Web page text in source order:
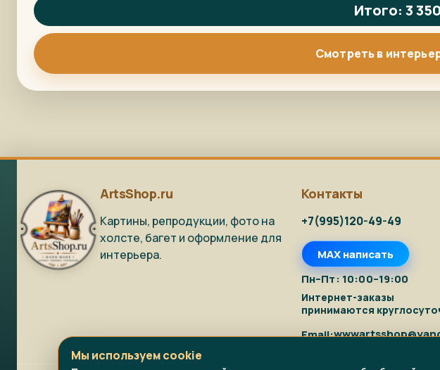
Итого: 3
Смотреть в
ArtsShop.ru
Картины, репродукции, фото на
холсте, багет и оформление для
интерьера.
Контакты
+7(995)120-49-49
MAX написать
Пн–Пт: 10:00–19:00
Интернет-заказы
принимаются
Email:
Мы используем cookie